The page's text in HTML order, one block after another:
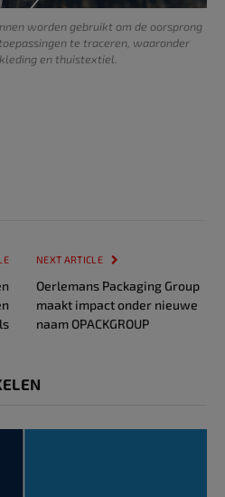
worden gebruikt om de oorsprong
te traceren, waaronder
en thuistextiel.
NEXT ARTICLE
Oerlemans Packaging Group
maakt impact onder nieuwe
naam OPACKGROUP